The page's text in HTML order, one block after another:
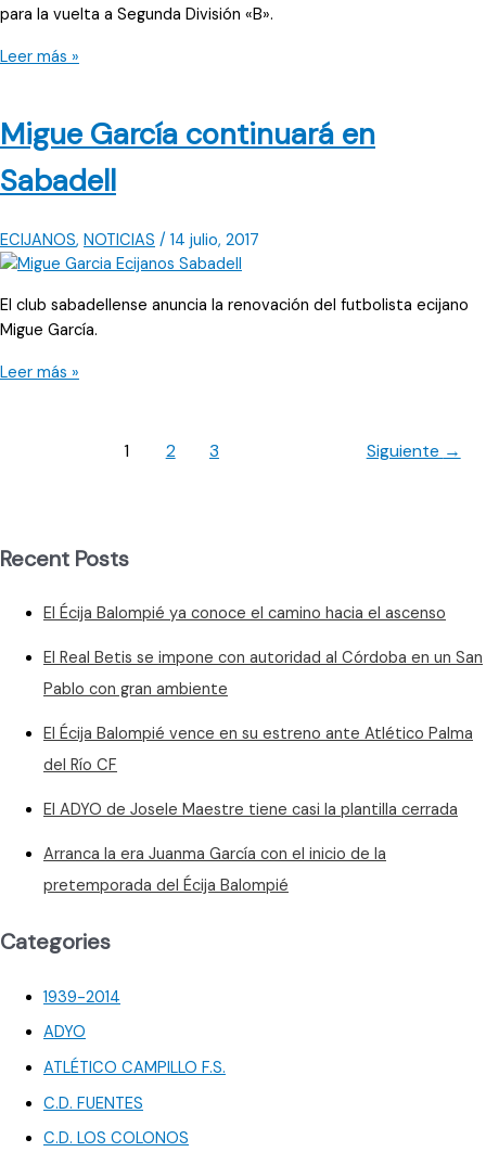
para la vuelta a Segunda División «B».
Jonathan
fichaje
Écija
Leer más »
Migue García continuará en
Sabadell
ECIJANOS, NOTICIAS / 14 julio, 2017
El club sabadellense anuncia la renovación del futbolista ecijano
Migue García.
Migue
Leer más »
1 2 3 Siguiente →
Recent Posts
El Écija Balompié ya conoce el camino hacia el ascenso
El Real Betis se impone con autoridad al Córdoba en un San
Pablo con gran ambiente
El Écija Balompié vence en su estreno ante Atlético Palma
del Río CF
El ADYO de Josele Maestre tiene casi la plantilla cerrada
Arranca la era Juanma García con el inicio de la
pretemporada del Écija Balompié
Categories
1939-2014
ADYO
ATLÉTICO CAMPILLO F.S.
C.D. FUENTES
C.D. LOS COLONOS